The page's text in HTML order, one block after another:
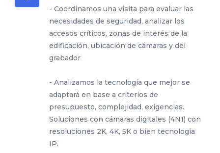
- Coordinamos una visita para evaluar las
necesidades de seguridad, analizar los
accesos críticos, zonas de interés de la
edificación, ubicación de cámaras y del
grabador
- Analizamos la tecnología que mejor se
adaptará en base a criterios de
presupuesto, complejidad, exigencias.
Soluciones con cámaras digitales (4N1) con
resoluciones 2K, 4K, 5K o bien tecnología
IP.